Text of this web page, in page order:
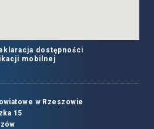
dostępności
mobilnej
w Rzeszowie
15